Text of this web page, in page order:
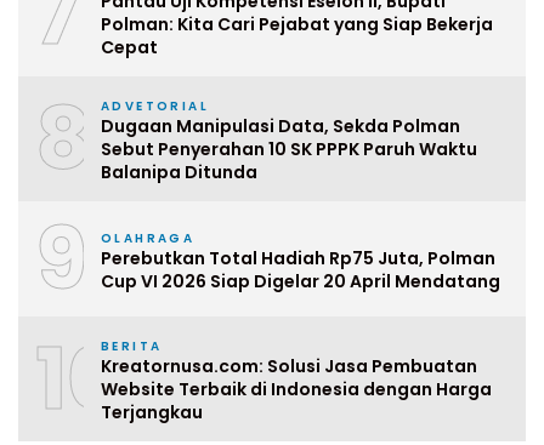
Polman: Kita Cari Pejabat yang Siap Bekerja
Cepat
8 ADVETORIAL
Dugaan Manipulasi Data, Sekda Polman
Sebut Penyerahan 10 SK PPPK Paruh Waktu
Balanipa Ditunda
9 OLAHRAGA
Perebutkan Total Hadiah Rp75 Juta, Polman
Cup VI 2026 Siap Digelar 20 April Mendatang
10BERITA
Kreatornusa.com: Solusi Jasa Pembuatan
Website Terbaik di Indonesia dengan Harga
Terjangkau